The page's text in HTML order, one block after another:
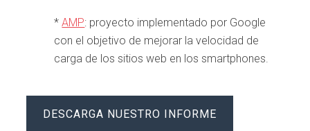
*AMP: proyecto implementado por Google
con el objetivo de mejorar la velocidad de
carga de los sitios web en los smartphones.
DESCARGA NUESTRO INFORME